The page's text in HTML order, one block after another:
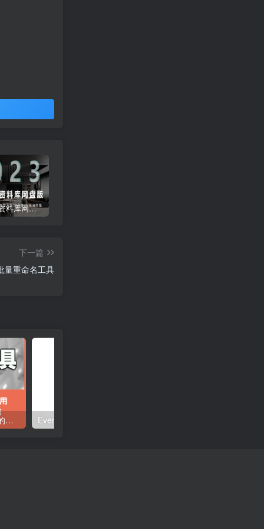
2023拓者资料库网盘版800GB | CAD施工图+3D模型+户型方案+高清图集等
下一篇
量重命名工具
ReNamer – 超级强大灵活的文件批量重命名工具